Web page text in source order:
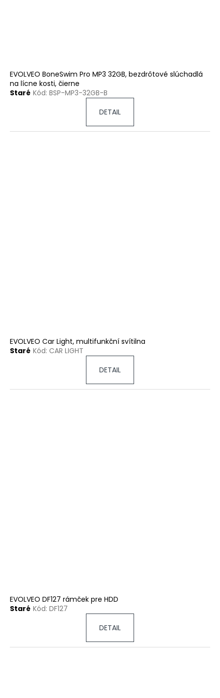
EVOLVEO BoneSwim Pro MP3 32GB, bezdrôtové slúchadlá
na lícne kosti, čierne
Staré Kód: BSP-MP3-32GB-B
DETAIL
EVOLVEO Car Light, multifunkční svítilna
Staré Kód: CAR LIGHT
DETAIL
EVOLVEO DF127 rámček pre HDD
Staré Kód: DF127
DETAIL